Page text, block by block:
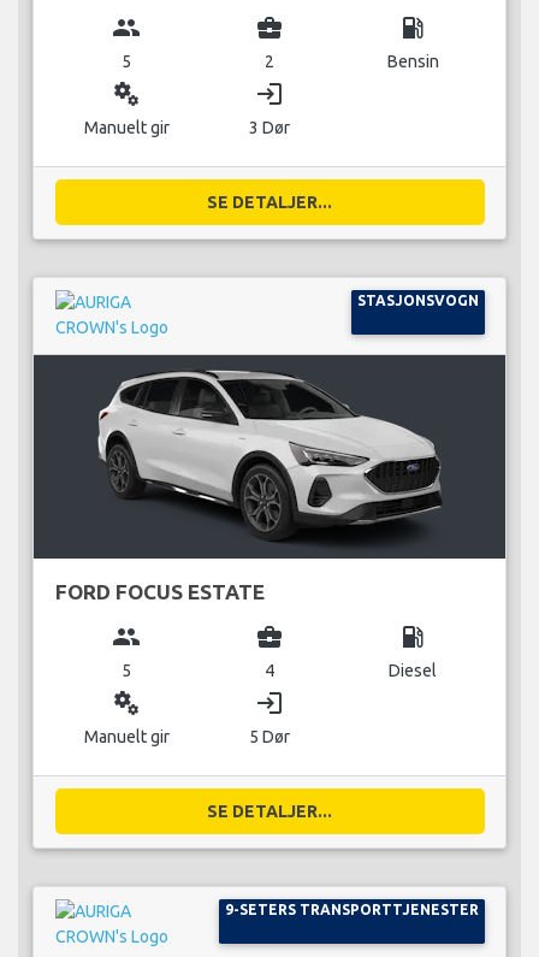
group
5
business_center
2
local_gas_station
Bensin
miscellaneous_services
Manuelt gir
login
3 Dør
SE DETALJER...
STASJONSVOGN
FORD FOCUS ESTATE
group
5
business_center
4
local_gas_station
Diesel
miscellaneous_services
Manuelt gir
login
5 Dør
SE DETALJER...
9-SETERS TRANSPORTTJENESTER